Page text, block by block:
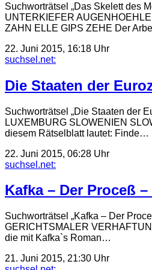
Suchworträtsel „Das Skelett des
UNTERKIEFER
ZAHN ELLE GIPS ZEHE Der
22. Juni 2015, 16:18 Uhr
suchsel.net:
Die Staaten der
Suchworträtsel „Die Staaten der
LUXEMBURG SLOWENIEN
diesem Rätselblatt lautet: Finde…
22. Juni 2015, 06:28 Uhr
suchsel.net:
Kafka – Der Proceß
Suchworträtsel „Kafka – Der
GERICHTSMALER
die mit Kafka`s Roman…
21. Juni 2015, 21:30 Uhr